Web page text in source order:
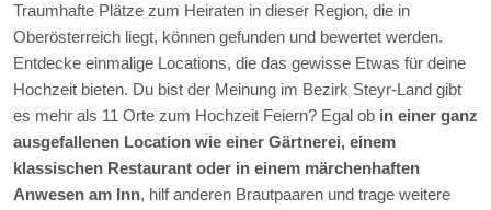
Traumhafte Plätze zum Heiraten in dieser Region, die in
Oberösterreich liegt, können gefunden und bewertet werden.
Entdecke einmalige Locations, die das gewisse Etwas für deine
Hochzeit bieten. Du bist der Meinung im Bezirk Steyr-Land gibt
es mehr als 11 Orte zum Hochzeit Feiern? Egal ob in einer ganz
ausgefallenen Location wie einer Gärtnerei, einem
klassischen Restaurant oder in einem märchenhaften
Anwesen am Inn, hilf anderen Brautpaaren und trage weitere